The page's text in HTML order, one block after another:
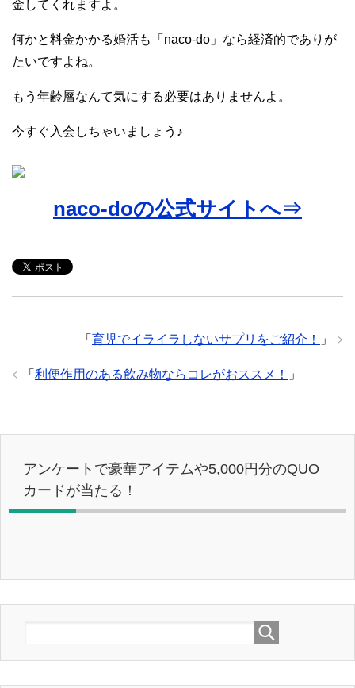
金してくれますよ。
何かと料金かかる婚活も「naco-do」なら経済的でありが
たいですよね。
もう年齢層なんて気にする必要はありませんよ。
今すぐ入会しちゃいましょう♪
naco-doの公式サイトへ⇒
「 育児でイライラしないサプリをご紹介！ 」
「 利便作用のある飲み物ならコレがおススメ！ 」
アンケートで豪華アイテムや5,000円分のQUO
カードが当たる！